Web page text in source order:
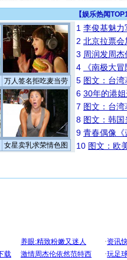
【娱乐热闻
万人签名拒吃麦当劳
女星卖乳求荣情色图
1 李俊基魅力
2 北京拉票
3 周润发周
4
《南极大
5 图文：台
6 30年的港
7 图文：台
8 图文：韩
9 青春偶像《
10 图文：欧